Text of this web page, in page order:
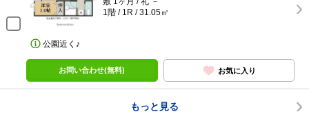
1階 / 1R / 31.05㎡
公園近く♪
お問い合わせ(無料) お気に入り
もっと見る